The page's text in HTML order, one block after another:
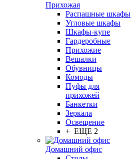
Прихожая
Распашные шкафы
Угловые шкафы
Шкафы-купе
Гардеробные
Прихожие
Вешалки
Обувницы
Комоды
Пуфы для
прихожей
Банкетки
Зеркала
Освещение
+ ЕЩЕ 2
Домашний офис